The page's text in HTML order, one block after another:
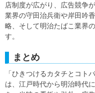
店制度が広がり、広告競争
業界の守田治兵衛や岸田吟
略、そして明治たばこ業界
す。
まとめ
「ひきつけるカタチとコト
は、江戸時代から明治時代